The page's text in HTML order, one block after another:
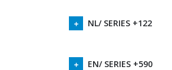
NL/ SERIES +122
EN/ SERIES +590